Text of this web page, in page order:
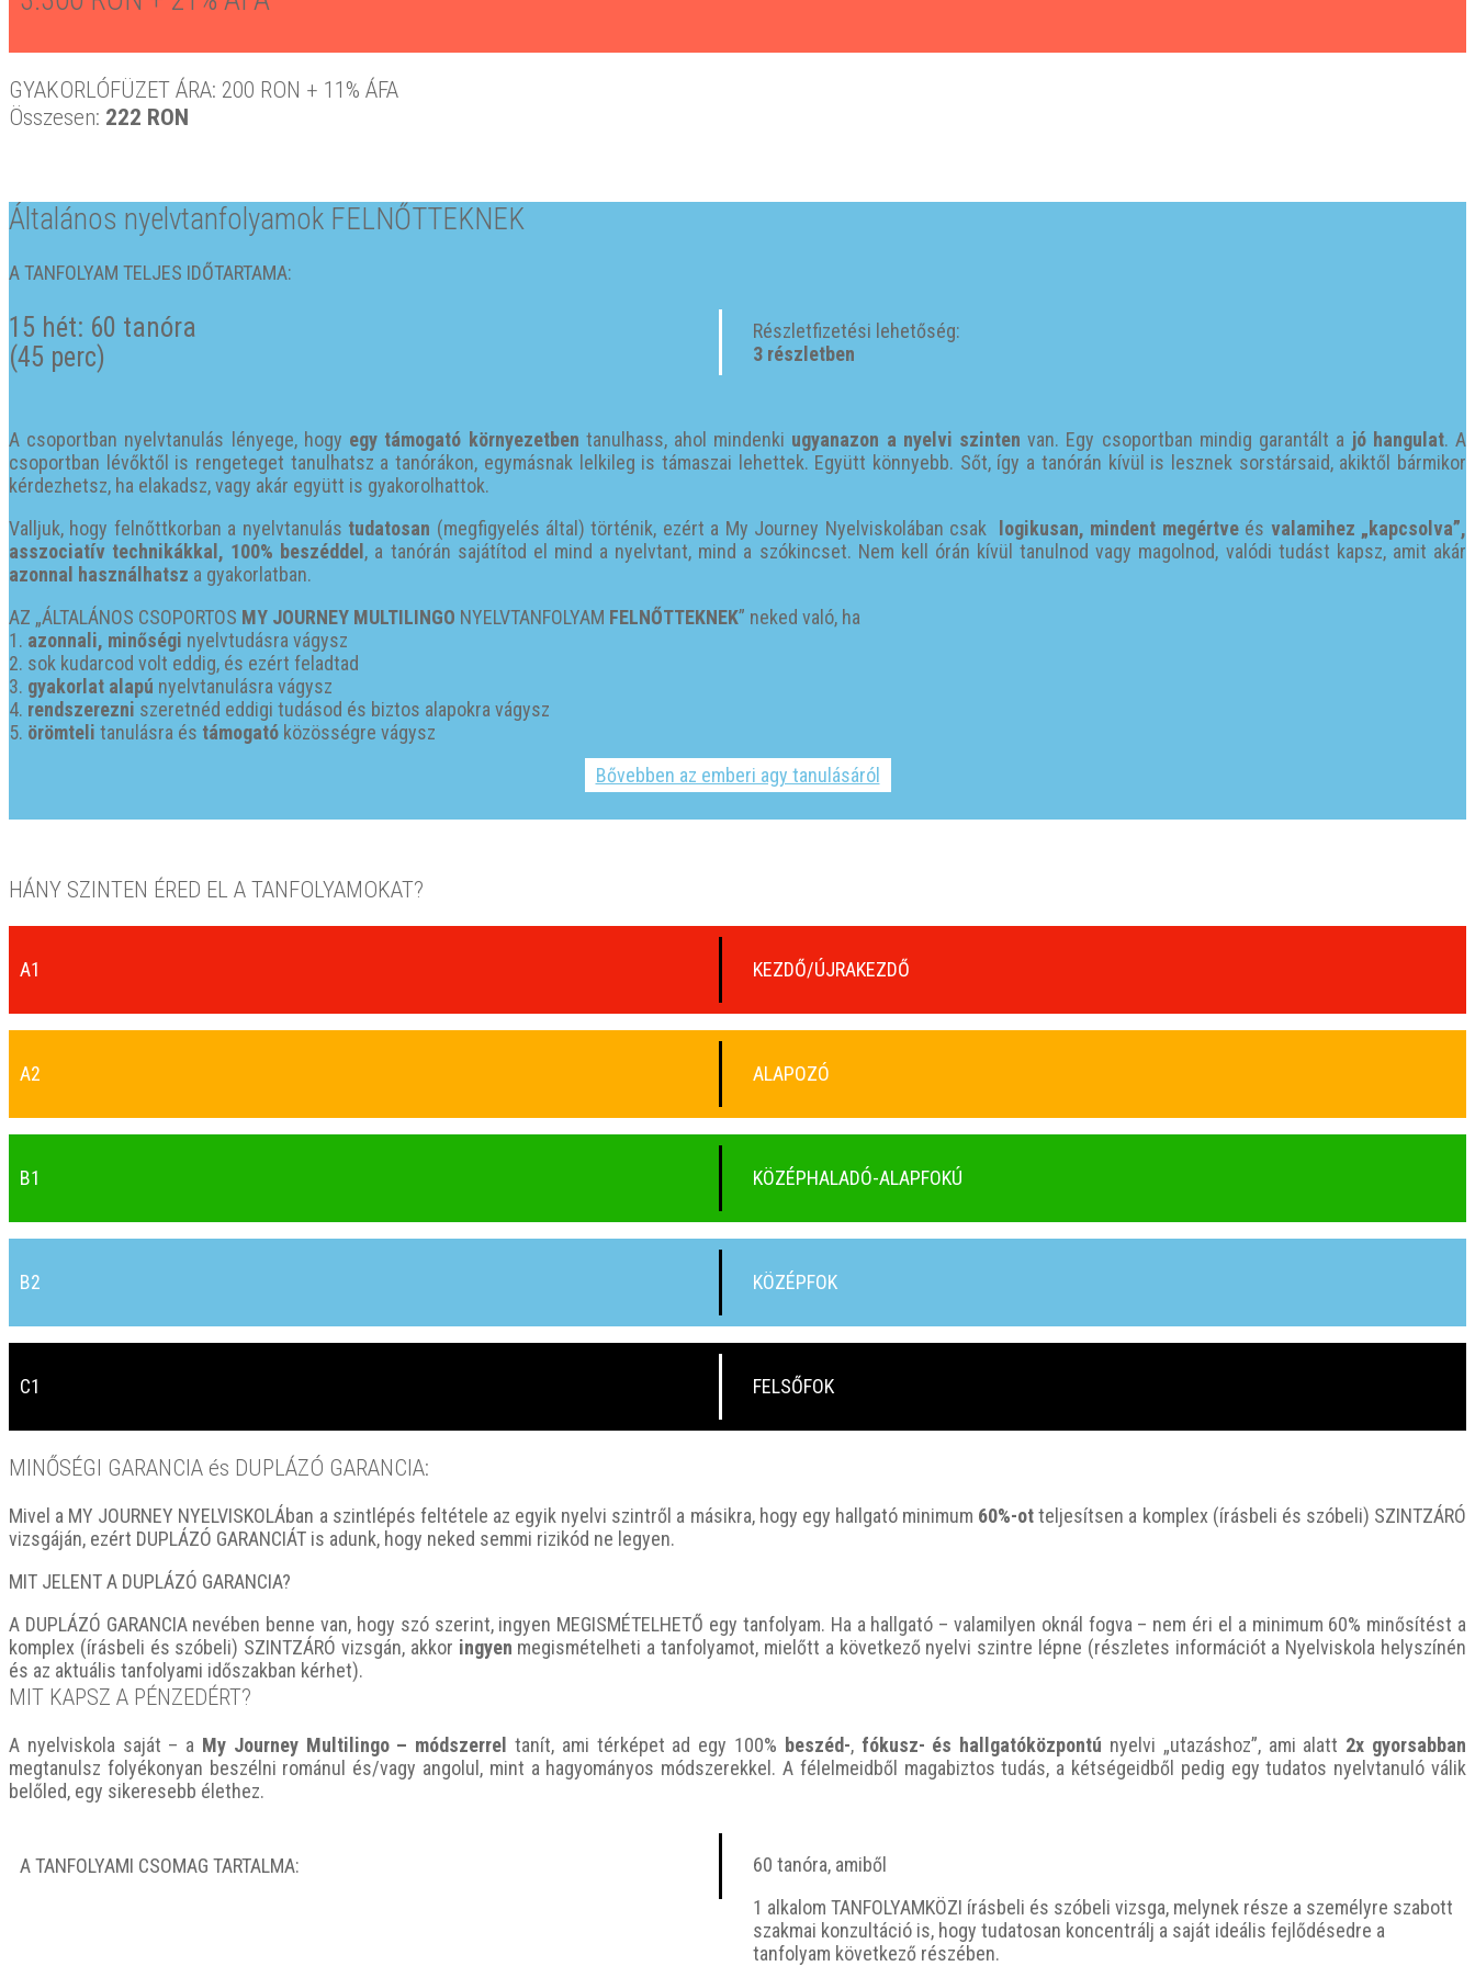
GYAKORLÓFÜZET ÁRA: 200 RON + 11% ÁFA
Összesen: 222 RON
Általános nyelvtanfolyamok FELNŐTTEKNEK
A TANFOLYAM TELJES IDŐTARTAMA:
15 hét: 60 tanóra
(45 perc)
Részletfizetési lehetőség:
3 részletben
A csoportban nyelvtanulás lényege, hogy egy támogató környezetben tanulhass, ahol mindenki ugyanazon a nyelvi szinten van. Egy csoportban mindig garantált a jó hangulat. A
csoportban lévőktől is rengeteget tanulhatsz a tanórákon, egymásnak lelkileg is támaszai lehettek. Együtt könnyebb. Sőt, így a tanórán kívül is lesznek sorstársaid, akiktől bármikor
kérdezhetsz, ha elakadsz, vagy akár együtt is gyakorolhattok.
Valljuk, hogy felnőttkorban a nyelvtanulás tudatosan (megfigyelés által) történik, ezért a My Journey Nyelviskolában csak logikusan, mindent megértveés valamihez „kapcsolva”,
asszociatív technikákkal, 100% beszéddel , a tanórán sajátítod el mind a nyelvtant, mind a szókincset. Nem kell órán kívül tanulnod vagy magolnod, valódi tudást kapsz, amit akár
azonnal használhatsz a gyakorlatban.
AZ „ÁLTALÁNOS CSOPORTOS MY JOURNEY MULTILINGO NYELVTANFOLYAM FELNŐTTEKNEK” neked való, ha
1. azonnali, minőségi nyelvtudásra vágysz
2. sok kudarcod volt eddig, és ezért feladtad
3. gyakorlat alapú nyelvtanulásra vágysz
4. rendszerezni szeretnéd eddigi tudásod és biztos alapokra vágysz
5. örömteli tanulásra és támogató közösségre vágysz
Bővebben az emberi agy tanulásáról
HÁNY SZINTEN ÉRED EL A TANFOLYAMOKAT?
A1 KEZDŐ/ÚJRAKEZDŐ
A2 ALAPOZÓ
B1 KÖZÉPHALADÓ-ALAPFOKÚ
B2 KÖZÉPFOK
C1 FELSŐFOK
MINŐSÉGI GARANCIA és DUPLÁZÓ GARANCIA:
Mivel a MY JOURNEY NYELVISKOLÁban a szintlépés feltétele az egyik nyelvi szintről a másikra, hogy egy hallgató minimum 60%-otteljesítsen a komplex (írásbeli és szóbeli) SZINTZÁRÓ
vizsgáján, ezért DUPLÁZÓ GARANCIÁT is adunk, hogy neked semmi rizikód ne legyen.
MIT JELENT A DUPLÁZÓ GARANCIA?
A DUPLÁZÓ GARANCIA nevében benne van, hogy szó szerint, ingyen MEGISMÉTELHETŐ egy tanfolyam. Ha a hallgató – valamilyen oknál fogva – nem éri el a minimum 60% minősítést a
komplex (írásbeli és szóbeli) SZINTZÁRÓ vizsgán, akkor ingyen megismételheti a tanfolyamot, mielőtt a következő nyelvi szintre lépne (részletes információt a Nyelviskola helyszínén
és az aktuális tanfolyami időszakban kérhet).
MIT KAPSZ A PÉNZEDÉRT?
A nyelviskola saját – a My Journey Multilingo – módszerrel tanít, ami térképet ad egy 100% beszéd-, fókusz- és hallgatóközpontú nyelvi „utazáshoz”, ami alatt 2x gyorsabban
megtanulsz folyékonyan beszélni románul és/vagy angolul, mint a hagyományos módszerekkel. A félelmeidből magabiztos tudás, a kétségeidből pedig egy tudatos nyelvtanuló válik
belőled, egy sikeresebb élethez.
A TANFOLYAMI CSOMAG TARTALMA:
60 tanóra, amiből
1 alkalom TANFOLYAMKÖZI írásbeli és szóbeli vizsga, melynek része a személyre szabott
szakmai konzultáció is, hogy tudatosan koncentrálj a saját ideális fejlődésedre a
tanfolyam következő részében.